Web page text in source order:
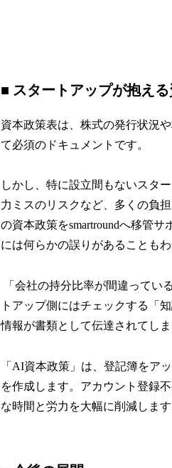
■ スタートアップが抱え
資本政策表は、株式の発行状況
て必須のドキュメントです。
しかし、特に設立間もないスタ
力ミスのリスクなど、多くの負
の資本政策をsmartroundへ移管
には何らかの誤りがあることもわ
「会社の持分比率が間違ってい
トアップ側にはチェックする「
情報が書類として伝達されてし
「AI資本政策」は、登記簿をア
を作成します。アカウント登録
な時間と労力を大幅に削減します